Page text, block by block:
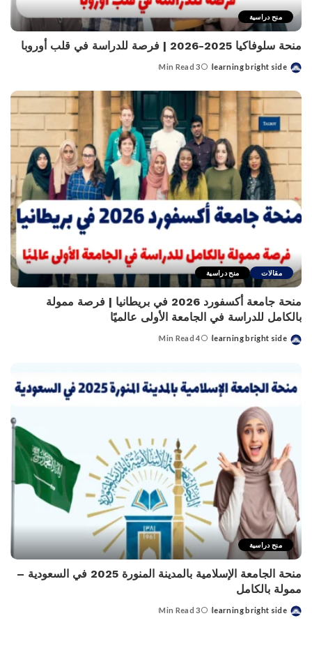
منح دراسية
منحة سلوفاكيا 2025-2026 | فرصة للدراسة في قلب أوروبا
Posted
learning bright side
3 Min Read
مقالات منح دراسية
منحة جامعة أكسفورد 2026 في بريطانيا | فرصة ممولة
بالكامل للدراسة في الجامعة الأولى عالميًا
Posted
learning bright side
4 Min Read
منح دراسية
منحة الجامعة الإسلامية بالمدينة المنورة 2025 في السعودية –
ممولة بالكامل
Posted
learning bright side
3 Min Read